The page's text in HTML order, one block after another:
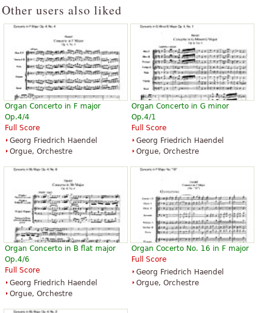
Other users also liked
Organ Concerto in F major
Op.4/4
Full Score
Georg Friedrich Haendel
Orgue, Orchestre
Organ Concerto in G minor
Op.4/1
Full Score
Georg Friedrich Haendel
Orgue, Orchestre
Organ Concerto in B flat major
Op.4/6
Full Score
Georg Friedrich Haendel
Orgue, Orchestre
Organ Cocerto No. 16 in F major
Full Score
Georg Friedrich Haendel
Orgue, Orchestre